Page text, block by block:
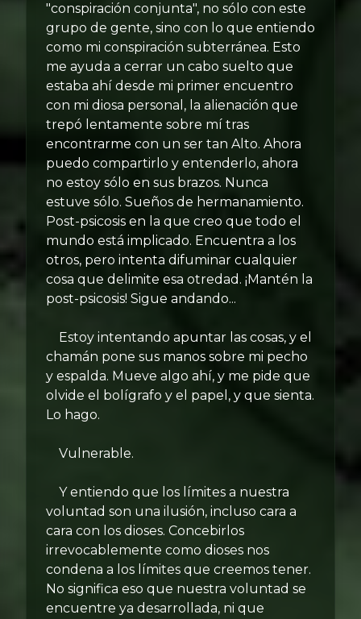
"conspiración conjunta", no sólo con este
grupo de gente, sino con lo que entiendo
como mi conspiración subterránea. Esto
me ayuda a cerrar un cabo suelto que
estaba ahí desde mi primer encuentro
con mi diosa personal, la alienación que
trepó lentamente sobre mí tras
encontrarme con un ser tan Alto. Ahora
puedo compartirlo y entenderlo, ahora
no estoy sólo en sus brazos. Nunca
estuve sólo. Sueños de hermanamiento.
Post-psicosis en la que creo que todo el
mundo está implicado. Encuentra a los
otros, pero intenta difuminar cualquier
cosa que delimite esa otredad. ¡Mantén la
post-psicosis! Sigue andando...
Estoy intentando apuntar las cosas, y el
chamán pone sus manos sobre mi pecho
y espalda. Mueve algo ahí, y me pide que
olvide el bolígrafo y el papel, y que sienta.
Lo hago.
Vulnerable.
Y entiendo que los límites a nuestra
voluntad son una ilusión, incluso cara a
cara con los dioses. Concebirlos
irrevocablemente como dioses nos
condena a los límites que creemos tener.
No significa eso que nuestra voluntad se
encuentre ya desarrollada, ni que